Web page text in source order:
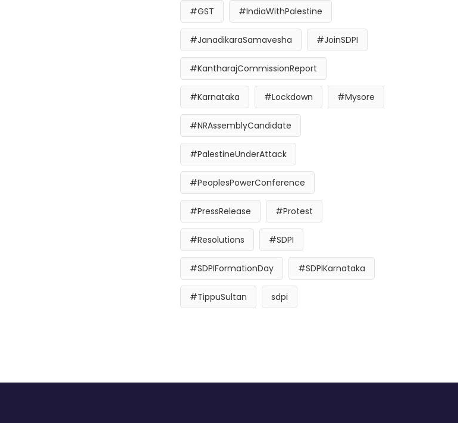
#GST #IndiaWithPalestine
#JanadikaraSamavesha #JoinSDPI
#KantharajCommissionReport
#Karnataka #Lockdown #Mysore
#NRAssemblyCandidate
#PalestineUnderAttack
#PeoplesPowerConference
#PressRelease #Protest
#Resolutions #SDPI
#SDPIFormationDay #SDPIKarnataka
#TippuSultan sdpi